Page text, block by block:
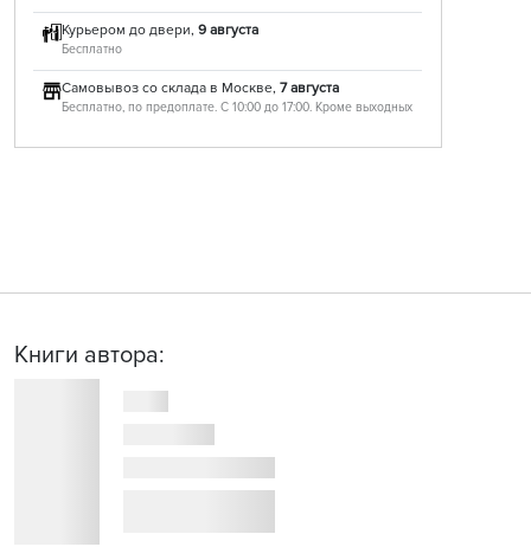
Курьером до двери, 9 августа
Бесплатно
Самовывоз со склада в Москве, 7 августа
Бесплатно, по предоплате. С 10:00 до 17:00. Кроме выходных
Книги автора: